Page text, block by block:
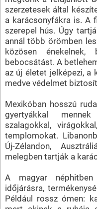
szerzetesek által
a karácsonyfákra is. A
szerepel hús. Úgy
annál több örömben
közösen énekelnek,
bebocsátást. A
az új életet jelképezi, a
medve védelmet
Mexikóban hosszú
gyertyákkal
szalagokkal,
templomokat.
Új-Zélandon,
melegben tartják a
A magyar néphitben
időjárásra,
Például rossz ómen: